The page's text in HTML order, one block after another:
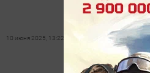
10 июня 2025, 13:22